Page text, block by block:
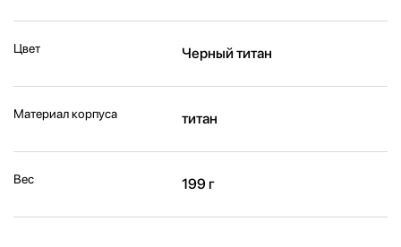
Цвет Черный титан
Материал корпуса титан
Вес 199 г